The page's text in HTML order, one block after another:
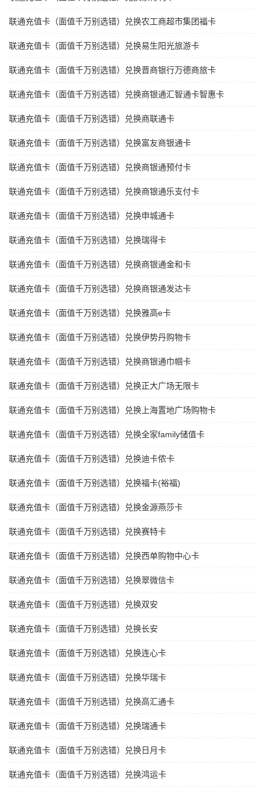
联通充值卡（面值千万别选错）兑换农工商超市集团福卡
联通充值卡（面值千万别选错）兑换易生阳光旅游卡
联通充值卡（面值千万别选错）兑换晋商银行万德商旅卡
联通充值卡（面值千万别选错）兑换商银通汇智通卡智惠卡
联通充值卡（面值千万别选错）兑换商联通卡
联通充值卡（面值千万别选错）兑换富友商银通卡
联通充值卡（面值千万别选错）兑换商银通预付卡
联通充值卡（面值千万别选错）兑换商银通乐支付卡
联通充值卡（面值千万别选错）兑换申城通卡
联通充值卡（面值千万别选错）兑换瑞得卡
联通充值卡（面值千万别选错）兑换商银通金和卡
联通充值卡（面值千万别选错）兑换商银通发达卡
联通充值卡（面值千万别选错）兑换雅高e卡
联通充值卡（面值千万别选错）兑换伊势丹购物卡
联通充值卡（面值千万别选错）兑换商银通巾帼卡
联通充值卡（面值千万别选错）兑换正大广场无限卡
联通充值卡（面值千万别选错）兑换上海置地广场购物卡
联通充值卡（面值千万别选错）兑换全家family储值卡
联通充值卡（面值千万别选错）兑换迪卡侬卡
联通充值卡（面值千万别选错）兑换福卡(裕福)
联通充值卡（面值千万别选错）兑换金源燕莎卡
联通充值卡（面值千万别选错）兑换赛特卡
联通充值卡（面值千万别选错）兑换西单购物中心卡
联通充值卡（面值千万别选错）兑换翠微信卡
联通充值卡（面值千万别选错）兑换双安
联通充值卡（面值千万别选错）兑换长安
联通充值卡（面值千万别选错）兑换连心卡
联通充值卡（面值千万别选错）兑换华瑞卡
联通充值卡（面值千万别选错）兑换高汇通卡
联通充值卡（面值千万别选错）兑换瑞通卡
联通充值卡（面值千万别选错）兑换日月卡
联通充值卡（面值千万别选错）兑换鸿运卡